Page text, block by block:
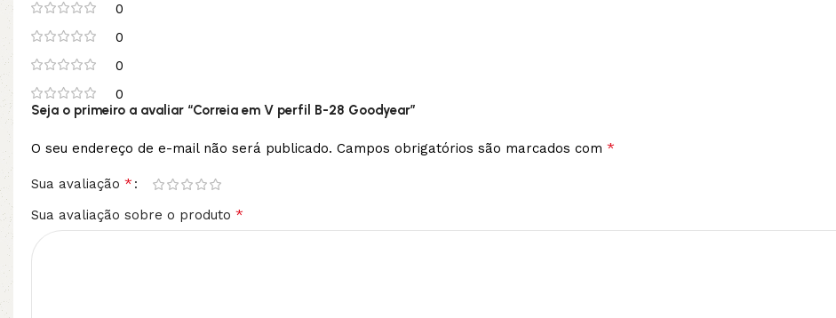
0
0
0
0
Seja o primeiro a avaliar “Correia em V perfil B-28 Goodyear”
O seu endereço de e-mail não será publicado. Campos obrigatórios são marcados com *
Sua avaliação *
Sua avaliação sobre o produto *